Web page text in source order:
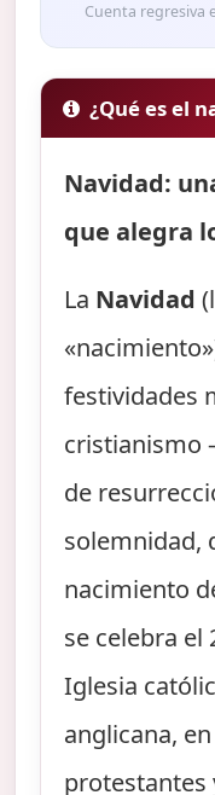
Cuenta regresiva
¿Qué es el
Navidad:
que alegra
La Navidad
festividades
cristianismo
de
solemnidad,
nacimiento
se celebra el
Iglesia
anglicana,
protestantes